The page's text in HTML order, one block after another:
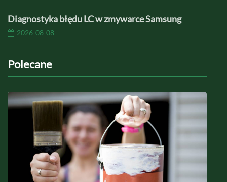
Diagnostyka błędu LC w zmywarce Samsung
2026-08-08
Polecane